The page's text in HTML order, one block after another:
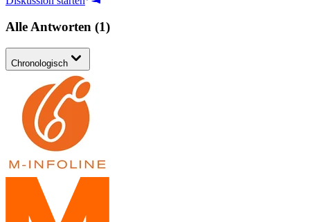
Alle Antworten (1)
Chronologisch